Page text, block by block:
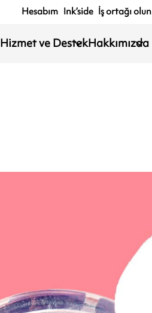
Hesabım Ink’side İş ortağı olun
Hizmet ve DestekHakkımızda